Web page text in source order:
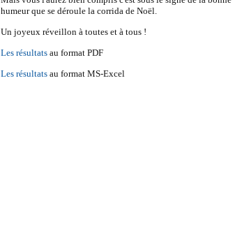
humeur que se déroule la corrida de Noël.
Un joyeux réveillon à toutes et à tous !
Les résultats au format PDF
Les résultats au format MS-Excel